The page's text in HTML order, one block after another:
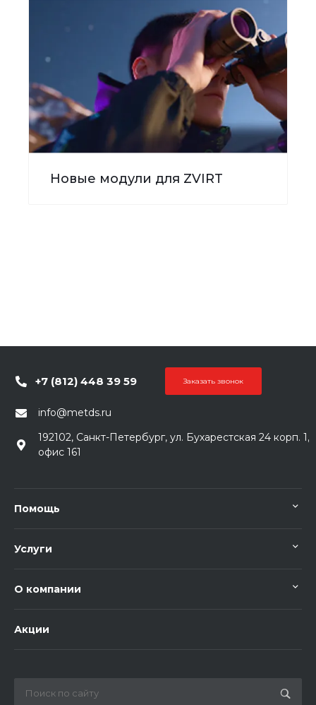
Новые модули для ZVIRT
+7 (812) 448 39 59 Заказать звонок
info@metds.ru
192102, Санкт-Петербург, ул. Бухарестская 24 корп. 1,
офис 161
Помощь
Услуги
О компании
Акции